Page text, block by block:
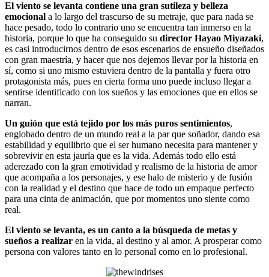
El viento se levanta contiene una gran sutileza y belleza
emocional a lo largo del trascurso de su metraje, que para nada se
hace pesado, todo lo contrario uno se encuentra tan inmerso en la
historia, porque lo que ha conseguido su director Hayao Miyazaki,
es casi introducirnos dentro de esos escenarios de ensueño diseñados
con gran maestría, y hacer que nos dejemos llevar por la historia en
sí, como si uno mismo estuviera dentro de la pantalla y fuera otro
protagonista más, pues en cierta forma uno puede incluso llegar a
sentirse identificado con los sueños y las emociones que en ellos se
narran.
Un guión que está tejido por los más puros sentimientos,
englobado dentro de un mundo real a la par que soñador, dando esa
estabilidad y equilibrio que el ser humano necesita para mantener y
sobrevivir en esta jauría que es la vida. Además todo ello está
aderezado con la gran emotividad y realismo de la historia de amor
que acompaña a los personajes, y ese halo de misterio y de fusión
con la realidad y el destino que hace de todo un empaque perfecto
para una cinta de animación, que por momentos uno siente como
real.
El viento se levanta, es un canto a la búsqueda de metas y
sueños a realizar en la vida, al destino y al amor. A prosperar como
persona con valores tanto en lo personal como en lo profesional.